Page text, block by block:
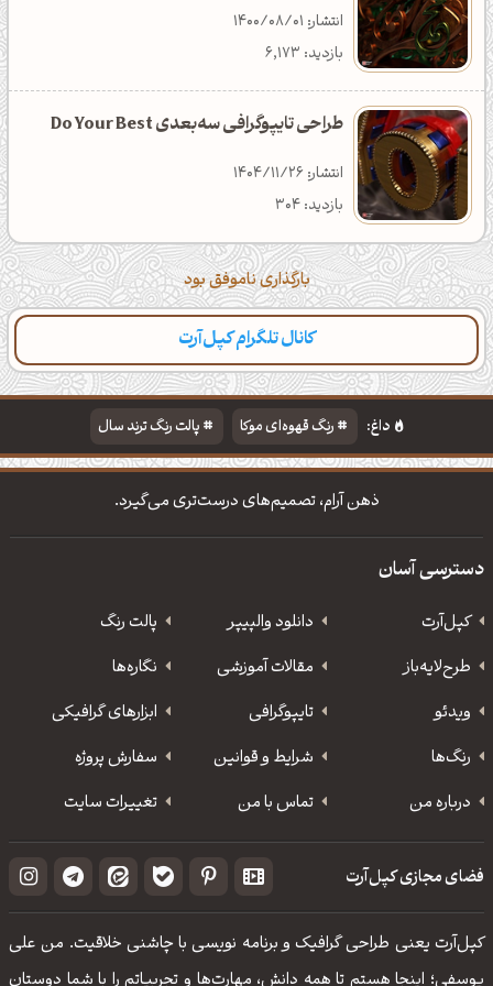
انتشار: 1400/08/01
بازدید: 6,173
طراحی تایپوگرافی سه‌بعدی Do Your Best
انتشار: 1404/11/26
بازدید: 304
بارگذاری ناموفق بود
کانال تلگرام کپل‌آرت
داغ: رنگ قهوه‌ای موکا
پالت رنگ ترند سال
دانلود والپیپر مذهبی
تایپوگرافی شعر مولانا
ذهن آرام، تصمیم‌های درست‌تری می‌گیرد.
دسترسی آسان
کپل‌آرت دانلود‌ والپیپر
پالت رنگ
طرح‌لایه‌باز
مقالات آموزشی
نگاره‌ها
ویدئو
‌تایپوگرافی
ابزارهای گرافیکی
رنگ‌ها
شرایط و قوانین
سفارش پروژه
درباره من
تماس با من تغییرات سایت
فضای مجازی کپل‌آرت
کپل‌آرت یعنی طراحی گرافیک و برنامه نویسی با چاشنی خلاقیت. من علی